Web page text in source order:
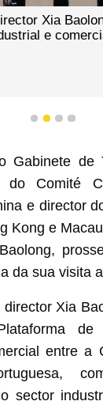
Xia
e
1 2 3 4
Gabinete de
do Comité
e director
Kong e
da sua visita
Xia
entre a
sector